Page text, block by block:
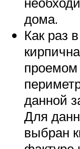
дома.
Как раз
проемом
данной
Для
выбран